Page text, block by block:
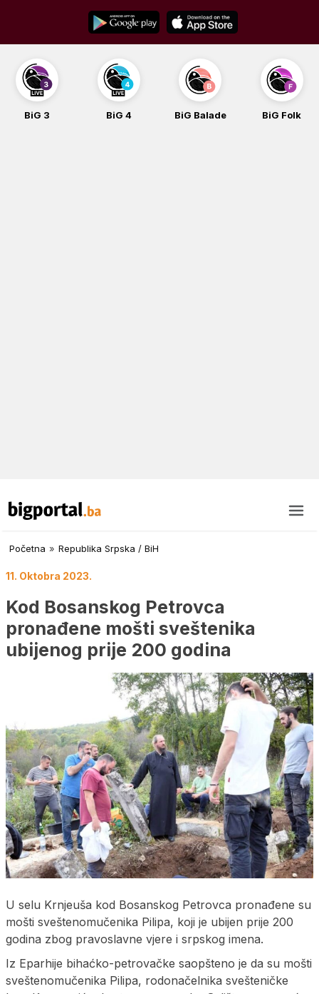
content
BiG 3 BiG 4 BiG Balade BiG Folk
Početna » Republika Srpska / BiH
11. Oktobra 2023.
Kod Bosanskog Petrovca
pronađene mošti sveštenika
ubijenog prije 200 godina
U selu Krnjeuša kod Bosanskog Petrovca pronađene su
mošti sveštenomučenika Pilipa, koji je ubijen prije 200
godina zbog pravoslavne vjere i srpskog imena.
Iz Eparhije bihaćko-petrovačke saopšteno je da su mošti
sveštenomučenika Pilipa, rodonačelnika svešteničke